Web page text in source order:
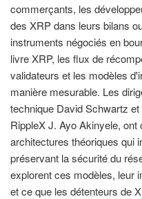
commerçants, les
des XRP dans leurs bilans
instruments négociés en
livre XRP, les flux de
validateurs et les modèles
manière mesurable. Les
technique David Schwartz
RippleX J. Ayo Akinyele,
architectures théoriques qui
préservant la sécurité du
explorent ces modèles, leur
et ce que les détenteurs de